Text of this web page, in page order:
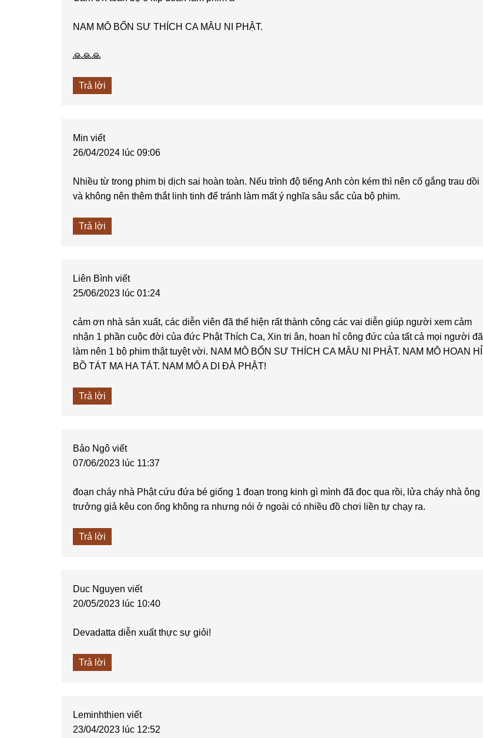
NAM MÔ BỔN SƯ THÍCH CA MÂU NI PHẬT.
🙏🙏🙏
Trả lời
Min viết
26/04/2024 lúc 09:06
Nhiều từ trong phim bị dịch sai hoàn toàn. Nếu trình độ tiếng Anh còn kém thì nên cố gắng trau dồi
và không nên thêm thắt linh tinh để tránh làm mất ý nghĩa sâu sắc của bộ phim.
Trả lời
Liên Bình viết
25/06/2023 lúc 01:24
cảm ơn nhà sản xuất, các diễn viên đã thể hiện rất thành công các vai diễn giúp người xem cảm
nhận 1 phần cuộc đời của đức Phật Thích Ca, Xin tri ân, hoan hỉ công đức của tất cả mọi người đã
làm nên 1 bộ phim thật tuyệt vời. NAM MÔ BỔN SƯ THÍCH CA MÂU NI PHẬT. NAM MÔ HOAN HỈ
BỒ TÁT MA HA TÁT. NAM MÔ A DI ĐÀ PHẬT!
Trả lời
Bảo Ngô viết
07/06/2023 lúc 11:37
đoạn cháy nhà Phật cứu đứa bé giống 1 đoạn trong kinh gì mình đã đọc qua rồi, lửa cháy nhà ông
trưởng giả kêu con ổng không ra nhưng nói ở ngoài có nhiều đồ chơi liền tự chạy ra.
Trả lời
Duc Nguyen viết
20/05/2023 lúc 10:40
Devadatta diễn xuất thực sự giỏi!
Trả lời
Leminhthien viết
23/04/2023 lúc 12:52